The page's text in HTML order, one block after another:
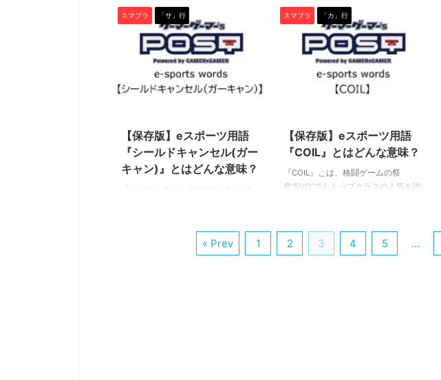
専門用語です。 ぜひ、この機会に用
語の意味を学んで、知識を深めまし
ょう！（下につづく） 絶 『絶』と
は、空中緊急回避を低空から地面目
がけて行うことで滑るように移動す
るテクニックのこと。 名称の由来は
しまれ、古くは2作目のスマブラDX
から使われていました。 当時はルイ
ージ使いには ...
るeスポーツタイトル『大乱闘スマッ
シュブラザーズSP』の中で使われる
専門用語です。 ぜひ、この機会に用
語の意味を学んで、知識を深めまし
ょう！（下につづく） 投げコン 『投
げコン』とは、投げ始動のコンボの
こと。 “投げコンボ”の略称としてプ
が0%〜10%程度の低%帯なら、ほと
んどのファイターが確定する投げコ
ンを持っています。まずはこの辺り
から覚えておきたいですね。 基本的
に ...
スマブラ 「サ」行
【保存版】eスポーツ用語
『シールドキャンセル(ガー
キャン)』とはどんな意味？
『シールドキャンセル(ガーキャン)』
イトル『大乱闘スマッシュブラザー
ズSP』の中で使われる専門用語で
す。 ぜひ、この機会に用語の意味を
スマブラ 「カ」行
【保存版】eスポーツ用語
『COIL』とはどんな意味？
『COIL』とは、格闘ゲームの祭
典“EVO”でもトップクラスの人気を誇
語の意味を学んで、知識を深めまし
ょう！（下につづく） COIL
« Prev 1 2 3 4 5 …